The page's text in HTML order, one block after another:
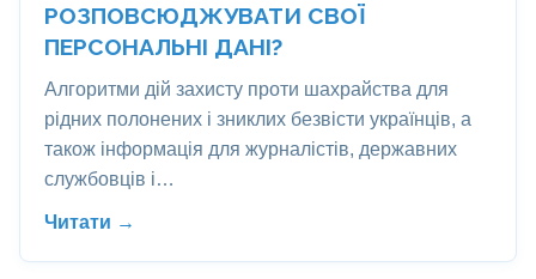
РОЗПОВСЮДЖУВАТИ СВОЇ
ПЕРСОНАЛЬНІ ДАНІ?
Алгоритми дій захисту проти шахрайства для
рідних полонених і зниклих безвісти українців, а
також інформація для журналістів, державних
службовців і…
Читати →